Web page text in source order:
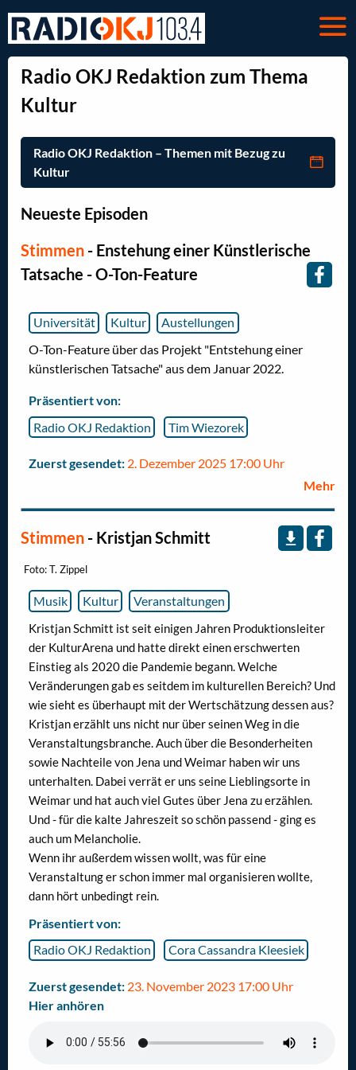
Radio OKJ Redaktion zum Thema
Kultur
Radio OKJ Redaktion – Themen mit Bezug zu
Kultur
Neueste Episoden
Stimmen - Enstehung einer Künstlerische
Tatsache - O-Ton-Feature
Universität Kultur
Austellungen
O-Ton-Feature über das Projekt "Entstehung einer
künstlerischen Tatsache" aus dem Januar 2022.
Präsentiert von:
Radio OKJ Redaktion
Tim Wiezorek
Zuerst gesendet: 2. Dezember 2025 17:00 Uhr
Mehr
Stimmen - Kristjan Schmitt
Foto: T. Zippel
Musik Kultur Veranstaltungen
Kristjan Schmitt ist seit einigen Jahren Produktionsleiter
der KulturArena und hatte direkt einen erschwerten
Einstieg als 2020 die Pandemie begann. Welche
Veränderungen gab es seitdem im kulturellen Bereich? Und
wie sieht es überhaupt mit der Wertschätzung dessen aus?
Kristjan erzählt uns nicht nur über seinen Weg in die
Veranstaltungsbranche. Auch über die Besonderheiten
sowie Nachteile von Jena und Weimar haben wir uns
unterhalten. Dabei verrät er uns seine Lieblingsorte in
Weimar und hat auch viel Gutes über Jena zu erzählen.
Und - für die kalte Jahreszeit so schön passend - ging es
auch um Melancholie.
Wenn ihr außerdem wissen wollt, was für eine
Veranstaltung er schon immer mal organisieren wollte,
dann hört unbedingt rein.
Präsentiert von:
Radio OKJ Redaktion
Cora Cassandra Kleesiek
Zuerst gesendet: 23. November 2023 17:00 Uhr
Hier anhören